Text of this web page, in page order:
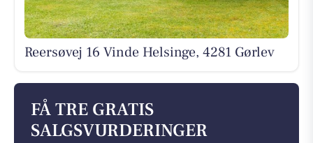
Reersøvej 16 Vinde Helsinge, 4281 Gørlev
FÅ TRE GRATIS
SALGSVURDERINGER